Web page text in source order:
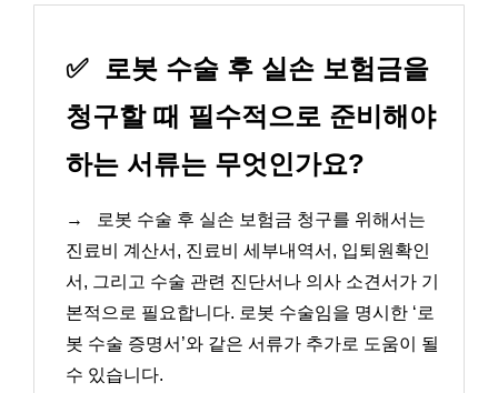
✅ 로봇 수술 후 실손 보험금을
청구할 때 필수적으로 준비해야
하는 서류는 무엇인가요?
→
로봇 수술 후 실손 보험금 청구를 위해서는
진료비 계산서, 진료비 세부내역서, 입퇴원확인
서, 그리고 수술 관련 진단서나 의사 소견서가 기
본적으로 필요합니다. 로봇 수술임을 명시한 ‘로
봇 수술 증명서’와 같은 서류가 추가로 도움이 될
수 있습니다.